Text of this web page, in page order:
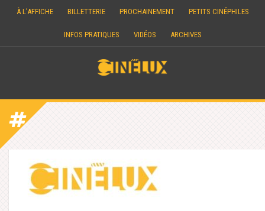
À L’AFFICHE BILLETTERIE PROCHAINEMENT PETITS CINÉPHILES
INFOS PRATIQUES VIDÉOS ARCHIVES